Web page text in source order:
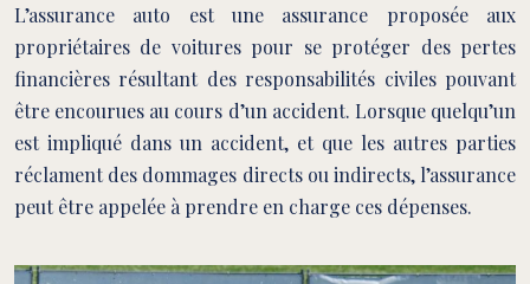
L’assurance auto est une assurance proposée aux
propriétaires de voitures pour se protéger des pertes
financières résultant des responsabilités civiles pouvant
être encourues au cours d’un accident. Lorsque quelqu’un
est impliqué dans un accident, et que les autres parties
réclament des dommages directs ou indirects, l’assurance
peut être appelée à prendre en charge ces dépenses.